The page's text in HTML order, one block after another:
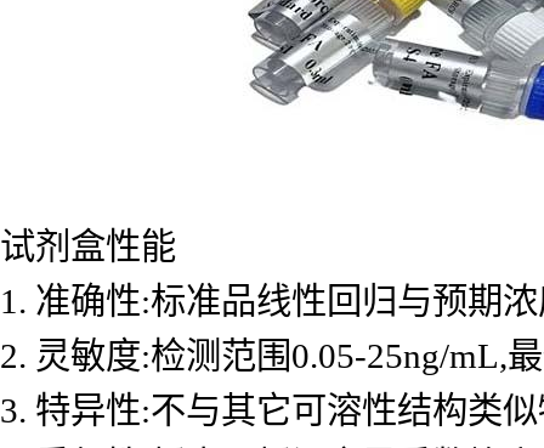
试剂盒性能
1. 准确性:标准品线性回归与预期
2. 灵敏度:检测范围0.05-25ng/mL,
3. 特异性:不与其它可溶性结构类